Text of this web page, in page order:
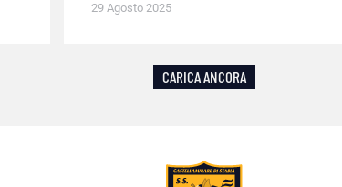
29 Agosto 2025
CARICA ANCORA